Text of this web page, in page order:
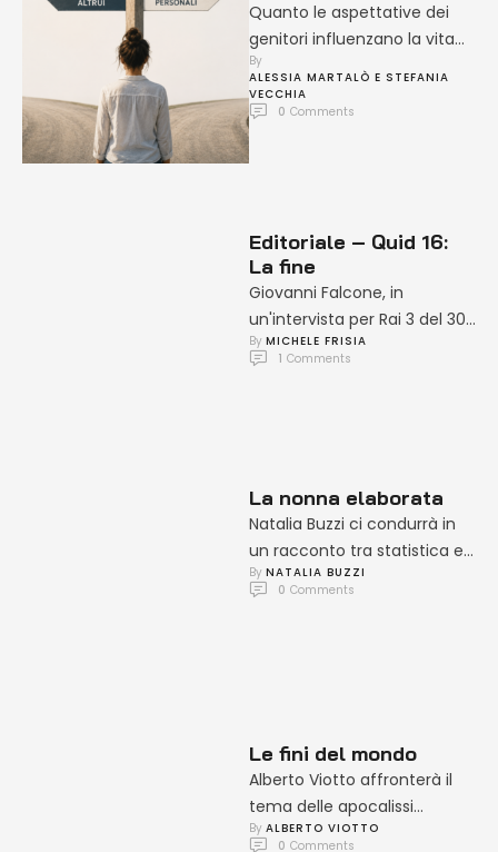
Quanto le aspettative dei
genitori influenzano la vita
dei figli? Un’intervista alla
psicologa Stefania Vecchia
su pressioni, autonomia, …
By
ALESSIA MARTALÒ E STEFANIA
VECCHIA
0 Comments
Editoriale – Quid 16:
La fine
Giovanni Falcone, in
un'intervista per Rai 3 del 30
agosto 1991, disse lapidario:
"La mafia è un fatto …
By MICHELE FRISIA
1 Comments
La nonna elaborata
Natalia Buzzi ci condurrà in
un racconto tra statistica e
memoria, dove i dati
anonimi sulla morte si …
By NATALIA BUZZI
0 Comments
Le fini del mondo
Alberto Viotto affronterà il
tema delle apocalissi
culturali, mostrando come le
By ALBERTO VIOTTO
0 Comments